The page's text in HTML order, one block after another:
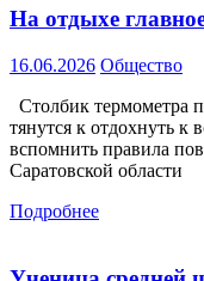
На отдыхе
16.06.2026 Общество
Столбик термометра
тянутся к отдохнуть к
вспомнить правила
Саратовской области
Подробнее